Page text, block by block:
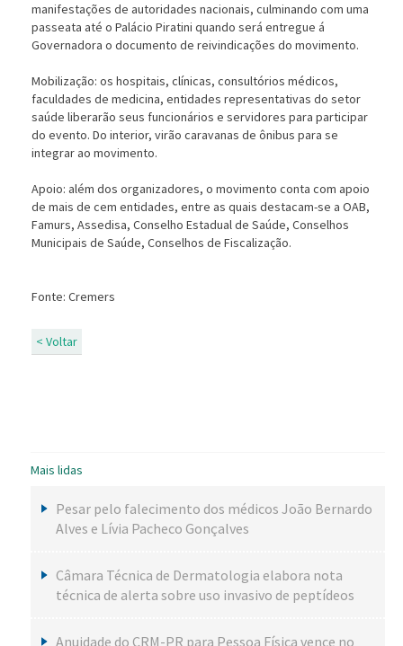
manifestações de autoridades nacionais, culminando com uma
passeata até o Palácio Piratini quando será entregue
Governadora o documento de reivindicações do movimento.
Mobilização: os hospitais, clínicas, consultórios médicos,
faculdades de medicina, entidades representativas do setor
saúde liberarão seus funcionários e servidores para participar
do evento. Do interior, virão caravanas de ônibus para se
integrar ao movimento.
Apoio: além dos organizadores, o movimento conta com apoio
de mais de cem entidades, entre as quais destacam-se a OAB,
Famurs, Assedisa, Conselho Estadual de Saúde, Conselhos
Municipais de Saúde, Conselhos de Fiscalização.
Fonte: Cremers
< Voltar
Mais lidas
Pesar pelo falecimento dos médicos João Bernardo
Alves e Lívia Pacheco Gonçalves
Câmara Técnica de Dermatologia elabora nota
técnica de alerta sobre uso invasivo de peptídeos
Anuidade do CRM-PR para Pessoa Física vence no